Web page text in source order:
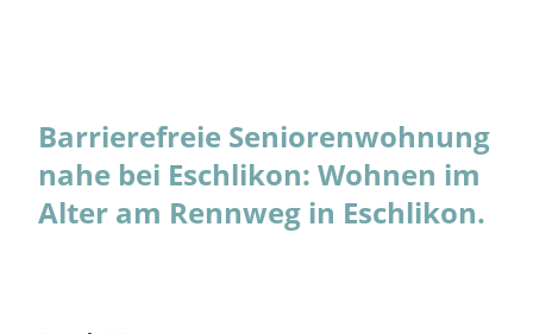
Barrierefreie Seniorenwohnung
nahe bei Eschlikon: Wohnen im
Alter am Rennweg in Eschlikon.